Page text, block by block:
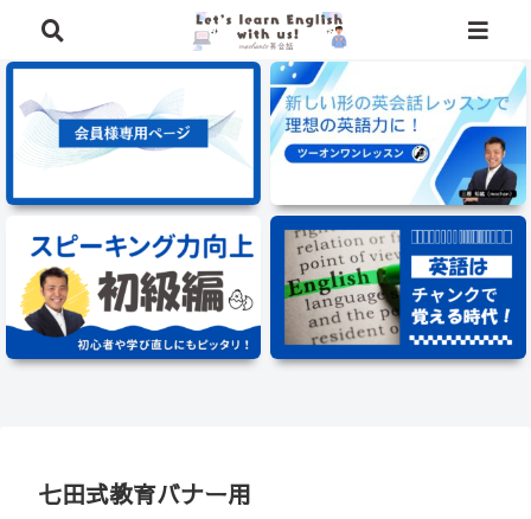
⭐️英語学習に役立つ、豪華特典を無料でプレゼント中⭐️
七田式教育バナー用